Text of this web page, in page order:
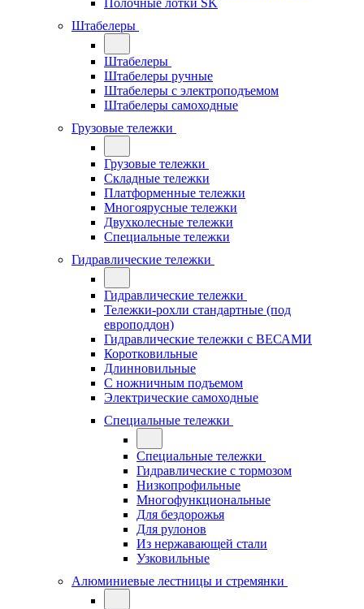
Полочные лотки SK
Штабелеры
Штабелеры
Штабелеры ручные
Штабелеры с электроподъемом
Штабелеры самоходные
Грузовые тележки
Грузовые тележки
Складные тележки
Платформенные тележки
Многоярусные тележки
Двухколесные тележки
Специальные тележки
Гидравлические тележки
Гидравлические тележки
Тележки-рохли стандартные (под
европоддон)
Гидравлические тележки с ВЕСАМИ
Коротковильные
Длинновильные
С ножничным подъемом
Электрические самоходные
Специальные тележки
Специальные тележки
Гидравлические с тормозом
Низкопрофильные
Многофункциональные
Для бездорожья
Для рулонов
Из нержавающей стали
Узковильные
Алюминиевые лестницы и стремянки